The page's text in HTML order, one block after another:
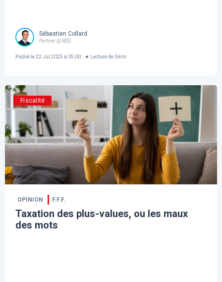
Sébastien Collard
Partner @ BDO
Publié le22 Jul 2025 à 05:00 Lecture de 3min
Fiscalité
OPINION F.F.F.
Taxation des plus-values, ou les maux
des mots